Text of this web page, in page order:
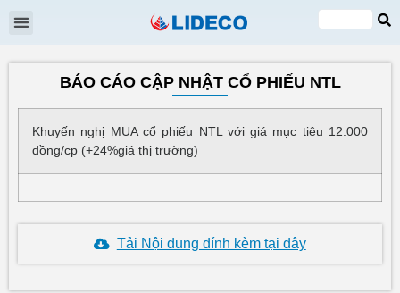
VI
EN
BÁO CÁO CẬP NHẬT CỔ PHIẾU NTL
Khuyến nghị MUA cổ phiếu NTL với giá mục tiêu 12.000
đồng/cp (+24%giá thị trường)
Tải Nội dung đính kèm tại đây